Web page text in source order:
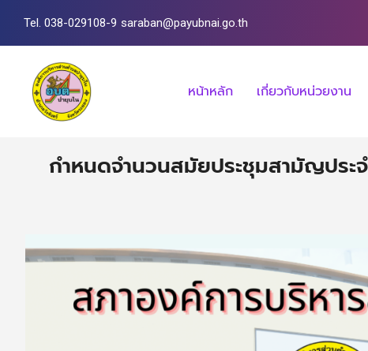
Tel. 038-029108-9 saraban@payubnai.go.th
หน้าหลัก เกี่ยวกับหน่วยงาน
กำหนดจำนวนสมัยประชุมสามัญประ